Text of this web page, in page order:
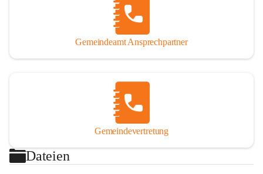
Gemeindeamt Ansprechpartner
Gemeindevertretung
Dateien